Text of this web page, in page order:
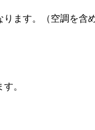
ます。（空調を含
。